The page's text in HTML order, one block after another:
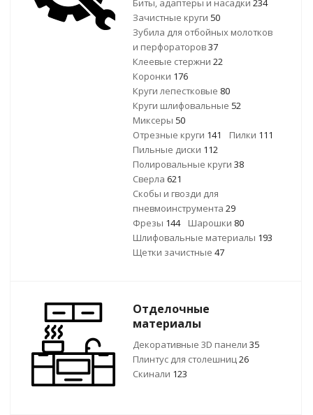
Биты, адаптеры и насадки 234
Зачистные круги 50
Зубила для отбойных молотков
и перфораторов37
Клеевые стержни 22
Коронки 176
Круги лепестковые 80
Круги шлифовальные 52
Миксеры 50
Отрезные круги 141 Пилки 111
Пильные диски 112
Полировальные круги 38
Сверла 621
Скобы и гвозди для
пневмоинструмента 29
Фрезы 144 Шарошки 80
Шлифовальные материалы 193
Щетки зачистные 47
Отделочные
материалы
Декоративные 3D панели 35
Плинтус для столешниц26
Скинали 123